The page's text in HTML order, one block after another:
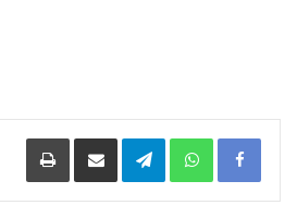
Facebook
WhatsApp
Telegramمشاركة عبر البريد طباعة